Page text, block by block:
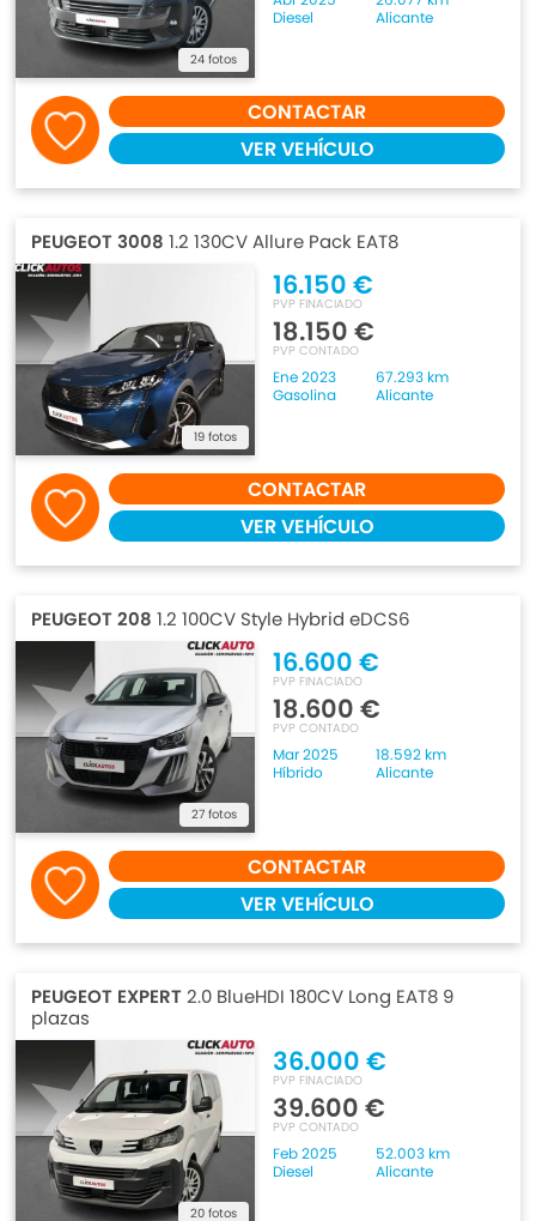
24 fotos
Diesel
Alicante
CONTACTAR
VER VEHÍCULO
PEUGEOT 3008 1.2 130CV Allure Pack EAT8
19 fotos
16.150 €
PVP FINACIADO
18.150 €
PVP CONTADO
Ene 2023
67.293 km
Gasolina
Alicante
CONTACTAR
VER VEHÍCULO
PEUGEOT 208 1.2 100CV Style Hybrid eDCS6
27 fotos
16.600 €
PVP FINACIADO
18.600 €
PVP CONTADO
Mar 2025
18.592 km
Híbrido
Alicante
CONTACTAR
VER VEHÍCULO
PEUGEOT EXPERT2.0 BlueHDI 180CV Long EAT8 9
plazas
20 fotos
36.000 €
PVP FINACIADO
39.600 €
PVP CONTADO
Feb 2025
52.003 km
Diesel
Alicante